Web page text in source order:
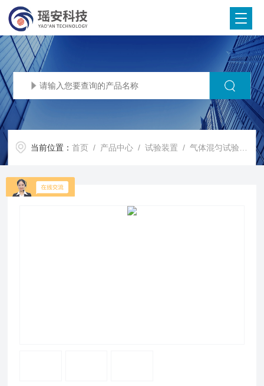
当前位置：首页 / 产品中心 /试验装置 /气体混匀试验箱 /